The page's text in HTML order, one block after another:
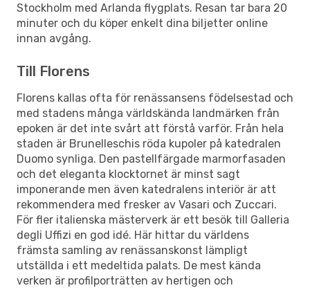
Stockholm med Arlanda flygplats. Resan tar bara 20
minuter och du köper enkelt dina biljetter online
innan avgång.
Till Florens
Florens kallas ofta för renässansens födelsestad och
med stadens många världskända landmärken från
epoken är det inte svårt att förstå varför. Från hela
staden är Brunelleschis röda kupoler på katedralen
Duomo synliga. Den pastellfärgade marmorfasaden
och det eleganta klocktornet är minst sagt
imponerande men även katedralens interiör är att
rekommendera med fresker av Vasari och Zuccari.
För fler italienska mästerverk är ett besök till Galleria
degli Uffizi en god idé. Här hittar du världens
främsta samling av renässanskonst lämpligt
utställda i ett medeltida palats. De mest kända
verken är profilporträtten av hertigen och